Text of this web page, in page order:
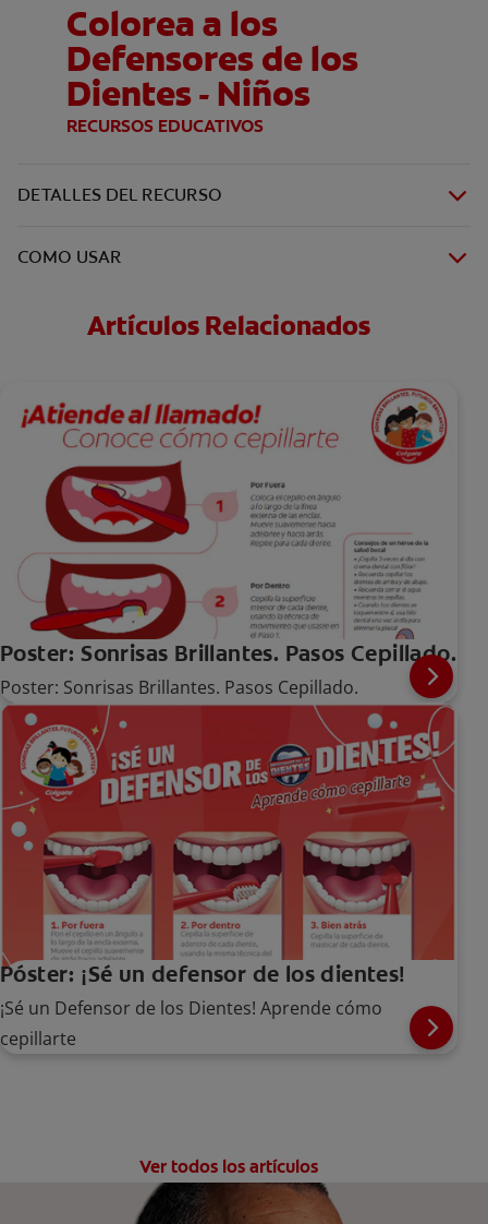
Colorea a los
Defensores de los
Dientes - Niños
RECURSOS EDUCATIVOS
DETALLES DEL RECURSO
COMO USAR
Artículos Relacionados
Poster: Sonrisas Brillantes. Pasos Cepillado.
Poster: Sonrisas Brillantes. Pasos Cepillado.
Póster: ¡Sé un defensor de los dientes!
¡Sé un Defensor de los Dientes! Aprende cómo
cepillarte
Ver todos los artículos